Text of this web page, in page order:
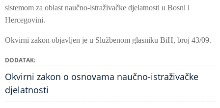
sistemom za oblast naučno-istraživačke djelatnosti u Bosni i
Hercegovini.
Okvirni zakon objavljen je u Službenom glasniku BiH, broj 43/09.
DODATAK
Okvirni zakon o osnovama naučno-istraživačke
djelatnosti